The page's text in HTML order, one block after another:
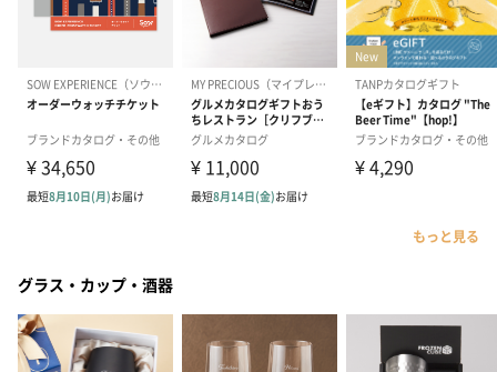
もっと見る
グラス・カップ・酒器